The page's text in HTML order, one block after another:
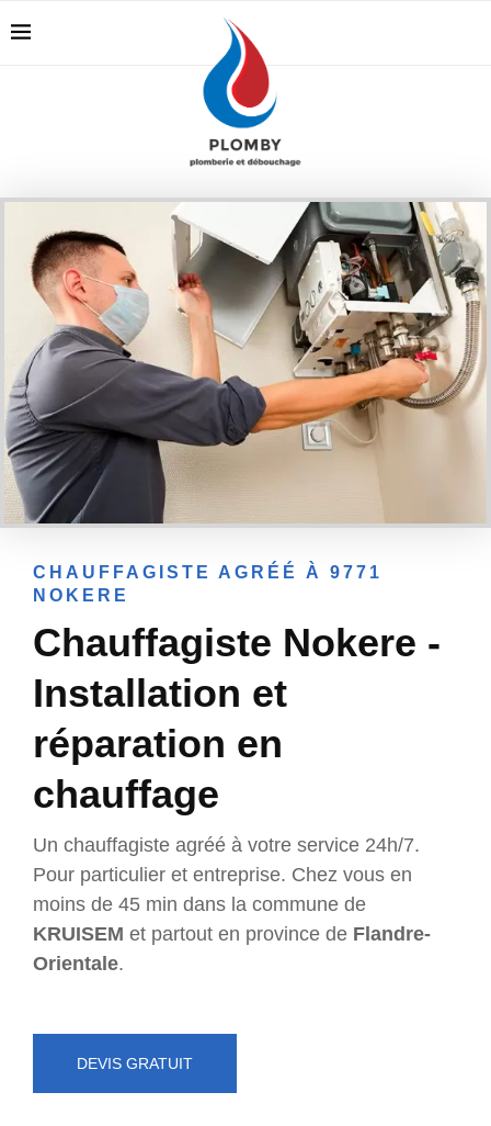
CHAUFFAGISTE AGRÉÉ À 9771
NOKERE
Chauffagiste Nokere -
Installation et
réparation en
chauffage
Un chauffagiste agréé à votre service 24h/7.
Pour particulier et entreprise. Chez vous en
moins de 45 min dans la commune de
KRUISEM et partout en province de Flandre-
Orientale.
DEVIS GRATUIT